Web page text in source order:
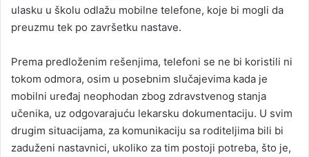
ulasku u školu odlažu mobilne telefone, koje bi mogli da
preuzmu tek po završetku nastave.
Prema predloženim rešenjima, telefoni se ne bi koristili ni
tokom odmora, osim u posebnim slučajevima kada je
mobilni uređaj neophodan zbog zdravstvenog stanja
učenika, uz odgovarajuću lekarsku dokumentaciju. U svim
drugim situacijama, za komunikaciju sa roditeljima bili bi
zaduženi nastavnici, ukoliko za tim postoji potreba, što je,